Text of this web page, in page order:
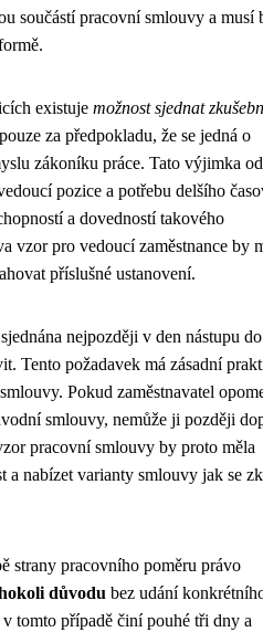
součástí pracovní smlouvy a musí
existuje možnost sjednat
za předpokladu, že se jedná o
zákoníku práce. Tato výjimka
pozice a potřebu delšího
a dovedností takového
vzor pro vedoucí zaměstnance by
příslušné ustanovení.
nejpozději v den nástupu
Tento požadavek má zásadní
Pokud zaměstnavatel
smlouvy, nemůže ji později
pracovní smlouvy by proto měla
a nabízet varianty smlouvy jak se
strany pracovního poměru právo
důvodu bez udání
tomto případě činí pouhé tři dny a